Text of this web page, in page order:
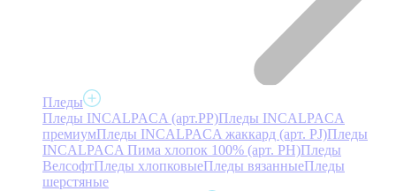
Пледы
Пледы INCALPACA (арт.PP)Пледы INCALPACA
премиумПледы INCALPACA жаккард (арт. PJ)Пледы
INCALPACA Пима хлопок 100% (арт. PH)Пледы
ВелсофтПледы хлопковыеПледы вязанныеПледы
шерстяные